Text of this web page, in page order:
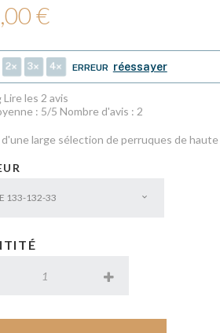
€
2 3 4 ERREUR réessayer
Lire les 2 avis
: 5/5 Nombre d'avis : 2
large sélection de perruques de
133-132-33